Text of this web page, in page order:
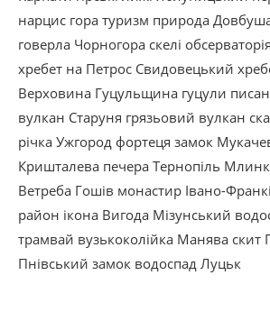
нарцис гора туризм природа
говерла Чорногора скелі обсерваторія
хребет на Петрос Свидовецький
Верховина Гуцульщина гуцули
вулкан Старуня грязьовий вулкан
річка Ужгород фортеця замок
Кришталева печера Тернопіль
Ветреба Гошів монастир Івано-
район ікона Вигода Мізунський
трамвай вузькоколійка Манява скит
Пнівський замок водоспад Луцьк